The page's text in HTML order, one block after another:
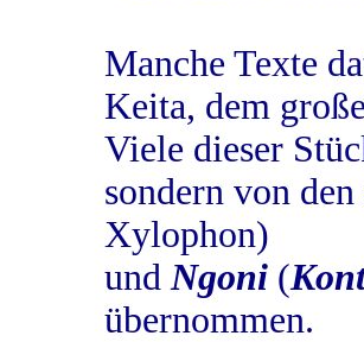
Manche Texte
Keita, dem
Viele dieser
sondern von
Xylophon)
undNgoni (
übernommen.